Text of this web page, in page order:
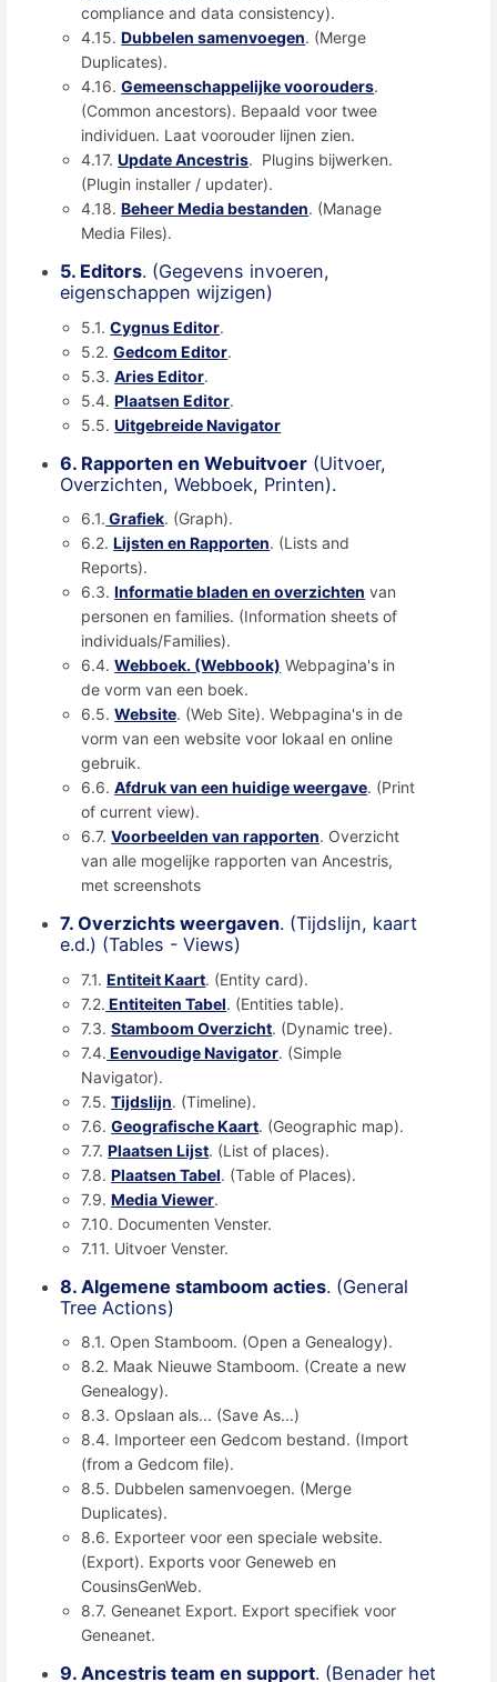
compliance and data consistency).
4.15.Dubbelen samenvoegen. (Merge
Duplicates).
4.16.Gemeenschappelijke voorouders.
(Common ancestors). Bepaald voor twee
individuen. Laat voorouder lijnen zien.
4.17.Update Ancestris. Plugins bijwerken.
(Plugin installer / updater).
4.18.Beheer Media bestanden. (Manage
Media Files).
5. Editors. (Gegevens invoeren,
eigenschappen wijzigen)
5.1.Cygnus Editor.
5.2.Gedcom Editor.
5.3.Aries Editor.
5.4.Plaatsen Editor.
5.5.Uitgebreide Navigator
6. Rapporten en Webuitvoer (Uitvoer,
Overzichten, Webboek, Printen).
6.1. Grafiek. (Graph).
6.2.Lijsten en Rapporten. (Lists and
Reports).
6.3.Informatie bladen en overzichten van
personen en families. (Information sheets of
individuals/Families).
6.4.Webboek. (Webbook) Webpagina's in
de vorm van een boek.
6.5.Website. (Web Site). Webpagina's in de
vorm van een website voor lokaal en online
gebruik.
6.6.Afdruk van een huidige weergave. (Print
of current view).
6.7.Voorbeelden van rapporten. Overzicht
van alle mogelijke rapporten van Ancestris,
met screenshots
7. Overzichts weergaven. (Tijdslijn, kaart
e.d.) (Tables - Views)
7.1.Entiteit Kaart. (Entity card).
7.2. Entiteiten Tabel. (Entities table).
7.3.Stamboom Overzicht. (Dynamic tree).
7.4. Eenvoudige Navigator. (Simple
Navigator).
7.5.Tijdslijn. (Timeline).
7.6.Geografische Kaart. (Geographic map).
7.7.Plaatsen Lijst. (List of places).
7.8.Plaatsen Tabel. (Table of Places).
7.9.Media Viewer.
7.10. Documenten Venster.
7.11. Uitvoer Venster.
8. Algemene stamboom acties. (General
Tree Actions)
8.1. Open Stamboom. (Open a Genealogy).
8.2. Maak Nieuwe Stamboom. (Create a new
Genealogy).
8.3. Opslaan als... (Save As...)
8.4. Importeer een Gedcom bestand. (Import
(from a Gedcom file).
8.5. Dubbelen samenvoegen. (Merge
Duplicates).
8.6. Exporteer voor een speciale website.
(Export). Exports voor Geneweb en
CousinsGenWeb.
8.7. Geneanet Export. Export specifiek voor
Geneanet.
9. Ancestris team en support. (Benader het